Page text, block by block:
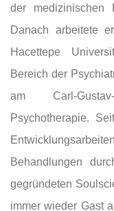
der medizinischen
Danach arbeitete
Hacettepe
Bereich der
am Carl-
Psychotherapie.
Behandlungen
gegründeten
immer wieder Gast